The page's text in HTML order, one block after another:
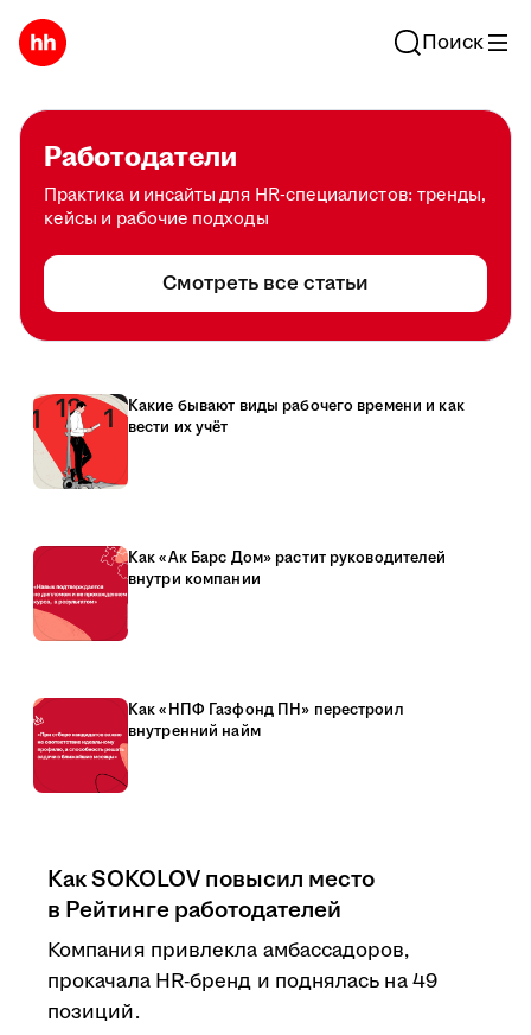
Поиск
Работодатели
Практика и инсайты для HR-специалистов: тренды,
кейсы и рабочие подходы
Смотреть все статьи
Какие бывают виды рабочего времени и как
вести их учёт
Как «Ак Барс Дом» растит руководителей
внутри компании
Как «НПФ Газфонд ПН» перестроил
внутренний найм
Как SOKOLOV повысил место
в Рейтинге работодателей
Компания привлекла амбассадоров,
прокачала HR-бренд и поднялась на 49
позиций.